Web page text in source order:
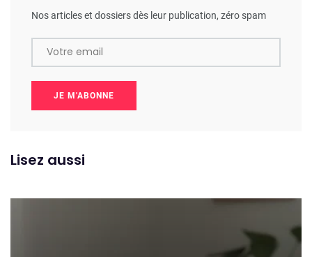
Nos articles et dossiers dès leur publication, zéro spam
Votre email
JE M'ABONNE
Lisez aussi